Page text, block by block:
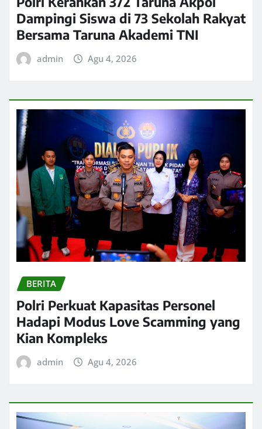
Dampingi Siswa di 73 Sekolah Rakyat
Bersama Taruna Akademi TNI
admin Agu 4, 2026
BERITA
Polri Perkuat Kapasitas Personel
Hadapi Modus Love Scamming yang
Kian Kompleks
admin Agu 4, 2026